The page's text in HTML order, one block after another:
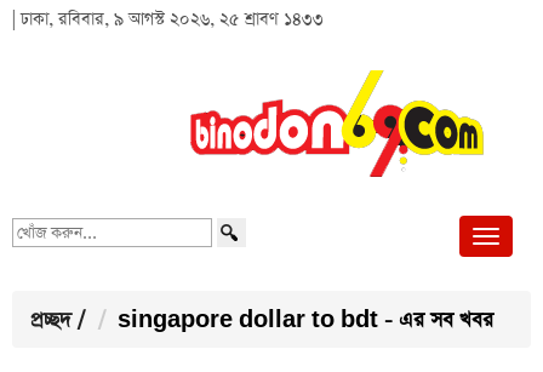
| ঢাকা, রবিবার, ৯ আগস্ট ২০২৬, ২৫ শ্রাবণ ১৪৩৩
খোঁজ
প্রচ্ছদ / singapore dollar to bdt - এর সব খবর